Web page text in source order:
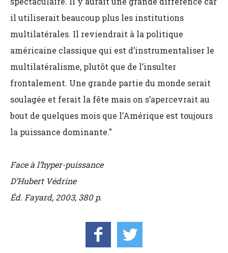
il utiliserait beaucoup plus les institutions
multilatérales. Il reviendrait à la politique
américaine classique qui est d’instrumentaliser le
multilatéralisme, plutôt que de l’insulter
frontalement. Une grande partie du monde serait
soulagée et ferait la fête mais on s’apercevrait au
bout de quelques mois que l’Amérique est toujours
la puissance dominante."
Face à l’hyper-puissance
D’Hubert Védrine
Éd. Fayard, 2003, 380 p.